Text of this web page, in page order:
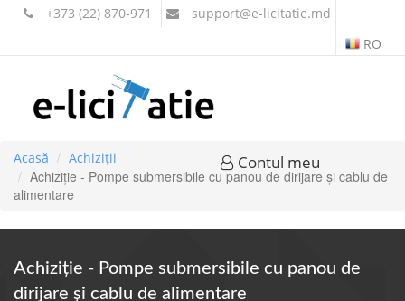
+373 (22) 870-971 support@e-licitatie.md
RO
Contul meu
Acasă Achiziții
Achiziție - Pompe submersibile cu panou de dirijare și cablu de
alimentare
Achiziție - Pompe submersibile cu panou de
dirijare și cablu de alimentare